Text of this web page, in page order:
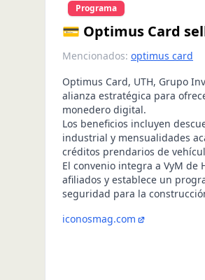
Programa
💳 Optimus Card
Mencionados: optimus card
Optimus Card, UTH, Grupo
alianza estratégica para
monedero digital.
Los beneficios incluyen
industrial y mensualidades
créditos prendarios de
El convenio integra a VyM de
afiliados y establece un
seguridad para la
iconosmag.com